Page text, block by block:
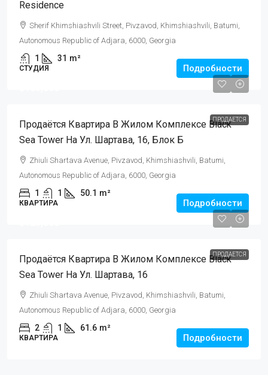
Residence
Sherif Khimshiashvili Street, Pivzavod, Khimshiashvili, Batumi,
Autonomous Republic of Adjara, 6000, Georgia
1 31 m²
СТУДИЯ Подробности
ПРОДАЕТСЯ
Продаётся Квартира В Жилом Комплексе Black
Sea Tower На Ул. Шартава, 16, Блок Б
Zhiuli Shartava Avenue, Pivzavod, Khimshiashvili, Batumi,
Autonomous Republic of Adjara, 6000, Georgia
1 1 50.1 m²
КВАРТИРА Подробности
ПРОДАЕТСЯ
Продаётся Квартира В Жилом Комплексе Black
Sea Tower На Ул. Шартава, 16
Zhiuli Shartava Avenue, Pivzavod, Khimshiashvili, Batumi,
Autonomous Republic of Adjara, 6000, Georgia
2 1 61.6 m²
КВАРТИРА Подробности